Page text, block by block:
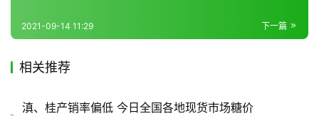
道
业
下一篇
2021-09-14 11:29
相关推荐
滇、桂产销率偏低 今日全国各地现货市场糖价